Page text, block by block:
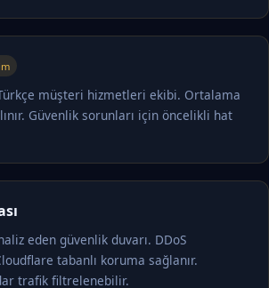
müşteri hizmetleri ekibi. Ortalama
Güvenlik sorunları için öncelikli hat
eden güvenlik duvarı. DDoS
tabanlı koruma sağlanır.
trafik filtrelenebilir.